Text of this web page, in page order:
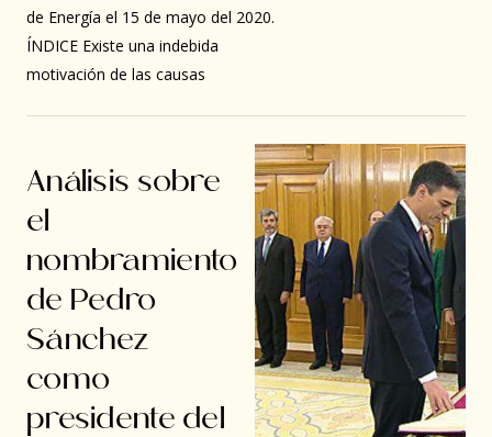
de Energía el 15 de mayo del 2020.
ÍNDICE Existe una indebida
motivación de las causas
Análisis sobre
el
nombramiento
de Pedro
Sánchez
como
presidente del